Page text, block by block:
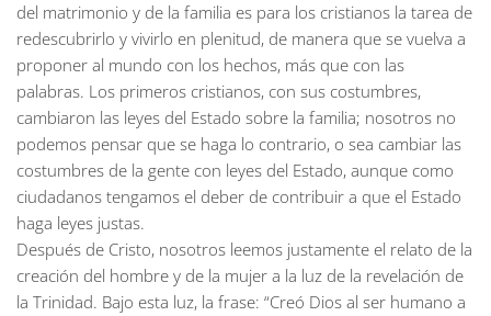
del matrimonio y de la familia es para los cristianos la tarea de
redescubrirlo y vivirlo en plenitud, de manera que se vuelva a
proponer al mundo con los hechos, más que con las
palabras. Los primeros cristianos, con sus costumbres,
cambiaron las leyes del Estado sobre la familia; nosotros no
podemos pensar que se haga lo contrario, o sea cambiar las
costumbres de la gente con leyes del Estado, aunque como
ciudadanos tengamos el deber de contribuir a que el Estado
haga leyes justas.
Después de Cristo, nosotros leemos justamente el relato de la
creación del hombre y de la mujer a la luz de la revelación de
la Trinidad. Bajo esta luz, la frase: “Creó Dios al ser humano a